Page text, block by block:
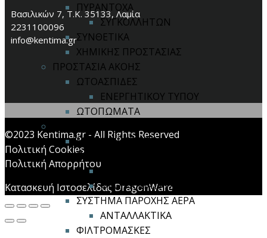
ΠΥΡΑΝΤΟΧΑ
ΣΥΓΚΟΛΛΗΤΩΝ
ΣΥΝΘΕΤΙΚΑ
ΧΗΜΙΚΗΣ ΠΡΟΣΤΑΣΙΑΣ
ΠΡΟΣΤΑΣΙΑ ΑΚΟΗΣ
ΩΤΟΑΣΠΙΔΕΣ
ΕΝΕΡΓΗΤΙΚΟΥ ΤΥΠΟΥ
ΩΤΟΠΩΜΑΤΑ
ΜΑΣΚΕΣ ΙΜΙΣΕΩΣ / ΟΛΟΚΛΗΡΟΥ
ΠΡΟΣΩΠΟΥ
ΑΝΤΑΛΛΑΚΤΙΚΑ
ΦΙΛΤΡΑ ΜΑΣΚΩΝ
ΣΥΣΤΗΜΑ ΠΑΡΟΧΗΣ ΑΕΡΑ
ΑΝΤΑΛΛΑΚΤΙΚΑ
ΦΙΛΤΡΟΜΑΣΚΕΣ
Βασιλικών 7, Τ.Κ. 35133, Λαμία
2231100096
info@kentima.gr
©2023 Kentima.gr - All Rights Reserved
Πολιτική Cookies
Πολιτική Απορρήτου
Κατασκευή Ιστοσελίδας DragonWare